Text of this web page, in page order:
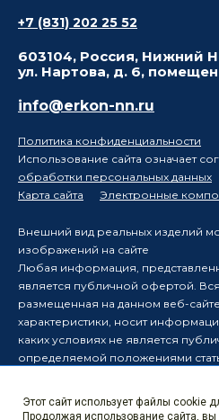
+7 (831) 202 25 52
603104, Россия, Нижний
ул. Нартова, д. 6,
info@erkon-nn.ru
Политика конфиденциальности
Использование сайта означает
обработки персональных данных
Карта сайта
Электронные
Внешний вид реальных изделий
изображений на сайте
Любая информация,
является публичной офертой.
размещенная на данном веб-
характеристики, носит
каких условиях не является
определяемой положениями
Производитель оставляет за
порядке вносить изменения в
Этот сайт использует файлы cookie
Продолжая использование сайта, вы